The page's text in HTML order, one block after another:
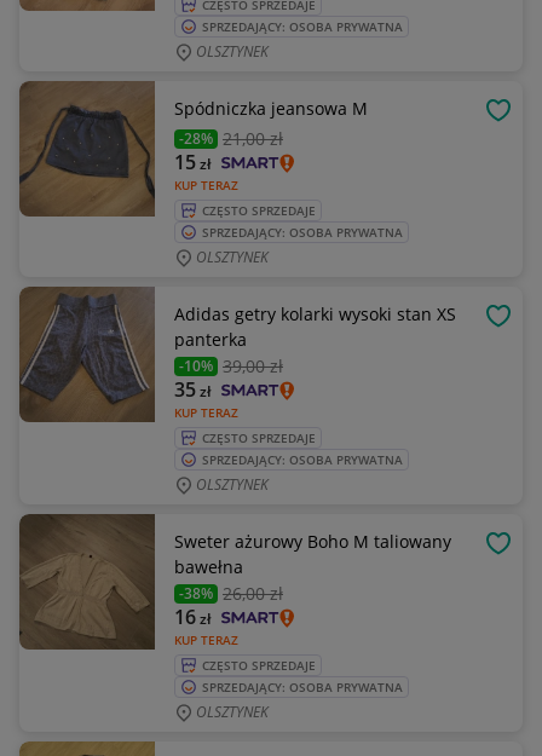
CZĘSTO SPRZEDAJE
SPRZEDAJĄCY: OSOBA PRYWATNA
OLSZTYNEK
Spódniczka jeansowa M
-28% 21,00 zł
KUP TERAZ
15zł
CZĘSTO SPRZEDAJE
SPRZEDAJĄCY: OSOBA PRYWATNA
OLSZTYNEK
Adidas getry kolarki wysoki stan XS
panterka
-10% 39,00 zł
KUP TERAZ
35zł
CZĘSTO SPRZEDAJE
SPRZEDAJĄCY: OSOBA PRYWATNA
OLSZTYNEK
Sweter ażurowy Boho M taliowany
bawełna
-38% 26,00 zł
KUP TERAZ
16zł
CZĘSTO SPRZEDAJE
SPRZEDAJĄCY: OSOBA PRYWATNA
OLSZTYNEK